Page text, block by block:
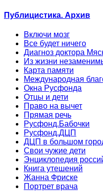
Публицистика. Архив
Включи мозг
Все будет ничего
Диагноз доктора
Из жизни
Карта памяти
Международная
Окна Русфонда
Отцы и дети
Право на вычет
Прямая речь
Русфонд.Бабочки
Русфонд.ДЦП
ДЦП в большом
Свои чужие дети
Энциклопедия
Книга утешений
Жанна Фриске
Портрет врача